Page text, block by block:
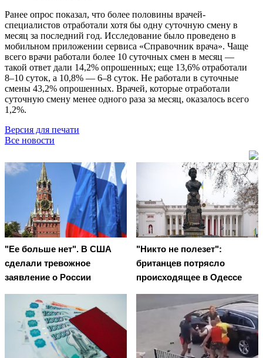
Ранее опрос показал, что более половины врачей-
специалистов отработали хотя бы одну суточную смену в
месяц за последний год. Исследование было проведено в
мобильном приложении сервиса «Справочник врача». Чаще
всего врачи работали более 10 суточных смен в месяц —
такой ответ дали 14,2% опрошенных; еще 13,6% отработали
8–10 суток, а 10,8% — 6–8 суток. Не работали в суточные
смены 43,2% опрошенных. Врачей, которые отработали
суточную смену менее одного раза за месяц, оказалось всего
1,2%.
Версия для печати
Все новости
"Ее больше нет". В США
сделали тревожное
заявление о России
"Никто не полезет":
британцев потрясло
происходящее в Одессе